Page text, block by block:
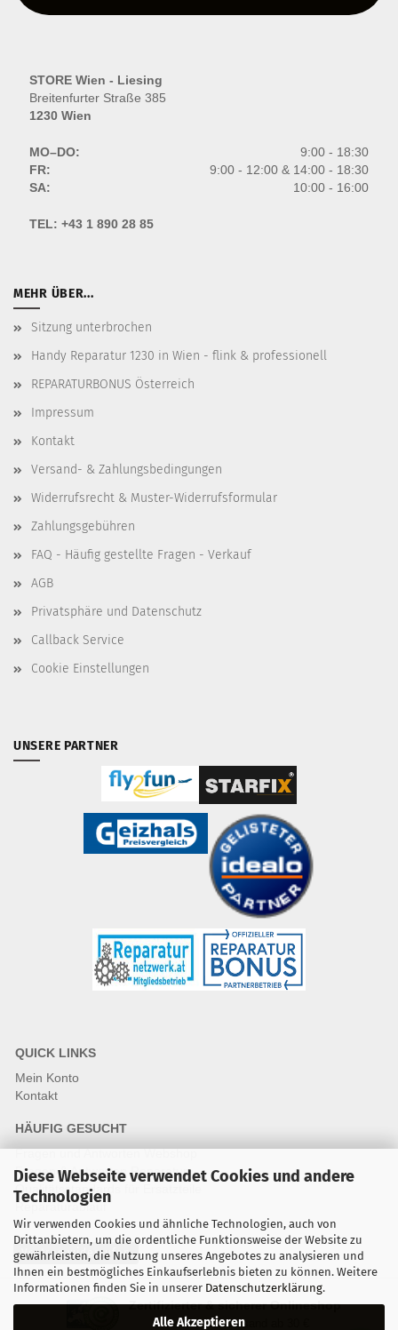
Diese Webseite verwendet Cookies und andere
Technologien
Wir verwenden Cookies und ähnliche Technologien, auch von
Drittanbietern, um die ordentliche Funktionsweise der Website zu
gewährleisten, die Nutzung unseres Angebotes zu analysieren und
Ihnen ein bestmögliches Einkaufserlebnis bieten zu können. Weitere
Informationen finden Sie in unserer Datenschutzerklärung.
Alle Akzeptieren
STORE Wien - Liesing
Breitenfurter Straße 385
1230 Wien
MO–DO:
9:00 - 18:30
FR:
9:00 - 12:00 & 14:00 - 18:30
SA:
10:00 - 16:00
TEL: +43 1 890 28 85
MEHR ÜBER...
Sitzung unterbrochen
Handy Reparatur 1230 in Wien - flink & professionell
REPARATURBONUS Österreich
Impressum
Kontakt
Versand- & Zahlungsbedingungen
Widerrufsrecht & Muster-Widerrufsformular
Zahlungsgebühren
FAQ - Häufig gestellte Fragen - Verkauf
AGB
Privatsphäre und Datenschutz
Callback Service
Cookie Einstellungen
UNSERE PARTNER
QUICK LINKS
Mein Konto
Kontakt
HÄUFIG GESUCHT
Fragen und Antworten Webshop
Fragen & Antworten Reparatur
Qualitätsstandards für Ersatzteile
Reparaturablauf
Vertrag widerrufen
Zertifizierter & sicherer Onlineshop
Kostenloser Versand ab 30 €